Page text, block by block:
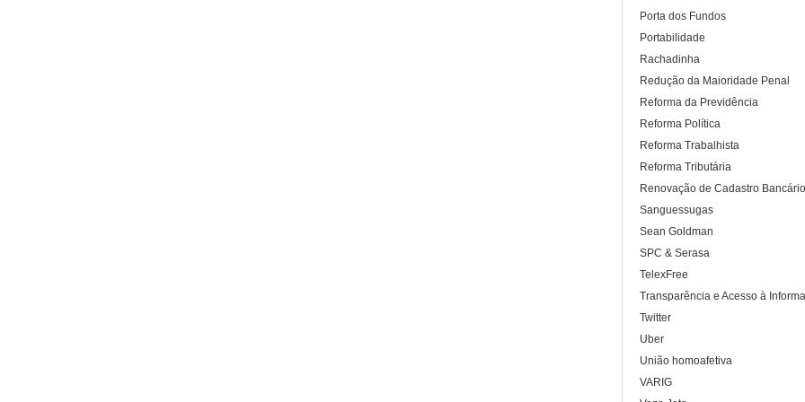
Porta dos Fundos
Portabilidade
Rachadinha
Redução da Maioridade Penal
Reforma da Previdência
Reforma Política
Reforma Trabalhista
Reforma Tributária
Renovação de Cadastro Bancário
Sanguessugas
Sean Goldman
SPC & Serasa
TelexFree
Transparência e Acesso à
Twitter
Uber
União homoafetiva
VARIG